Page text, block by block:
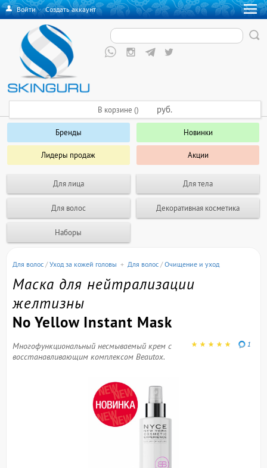
Войти·Создать аккаунт
Бренды Новинки
Лидеры продаж Акции
Для лица Для тела
Для волос Декоративная косметика
Наборы
В корзине () руб.
Для волос /Уход за кожей головы + Для волос /Очищение и уход
Маска для нейтрализации
желтизны
No Yellow Instant Mask
1
Многофункциональный несмываемый крем с
восстанавливающим комплексом Beautox.